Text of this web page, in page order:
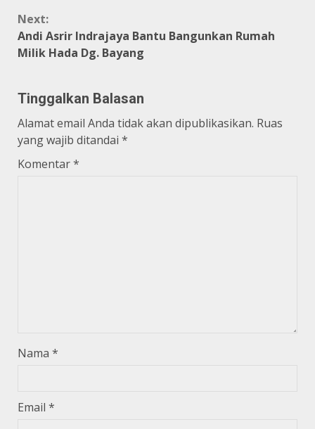
Next:
Andi Asrir Indrajaya Bantu Bangunkan Rumah
Milik Hada Dg. Bayang
Tinggalkan Balasan
Alamat email Anda tidak akan dipublikasikan. Ruas
yang wajib ditandai *
Komentar*
Nama *
Email *